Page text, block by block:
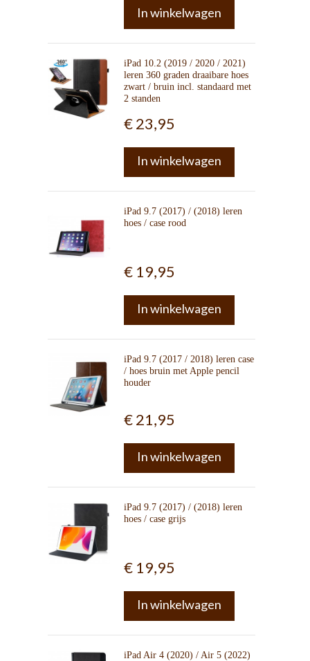
In winkelwagen
iPad 10.2 (2019 / 2020 / 2021)
leren 360 graden draaibare hoes
zwart / bruin incl. standaard met
2 standen
€ 23,95
In winkelwagen
iPad 9.7 (2017) / (2018) leren
hoes / case rood
€ 19,95
In winkelwagen
iPad 9.7 (2017 / 2018) leren case
/ hoes bruin met Apple pencil
houder
€ 21,95
In winkelwagen
iPad 9.7 (2017) / (2018) leren
hoes / case grijs
€ 19,95
In winkelwagen
iPad Air 4 (2020) / Air 5 (2022)